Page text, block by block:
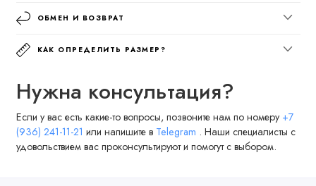
ОБМЕН И ВОЗВРАТ
КАК ОПРЕДЕЛИТЬ РАЗМЕР?
Нужна консультация?
Если у вас есть какие-то вопросы, позвоните нам по номеру +7
(936) 241-11-21 или напишите в Telegram . Наши специалисты с
удовольствием вас проконсультируют и помогут с выбором.